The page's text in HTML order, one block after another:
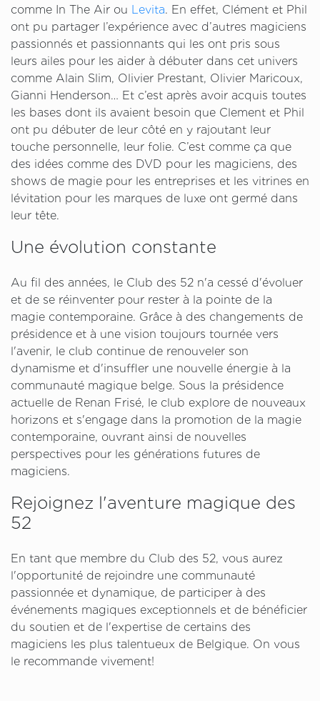
comme In The Air ou Levita. En effet, Clément et Phil
ont pu partager l’expérience avec d’autres magiciens
passionnés et passionnants qui les ont pris sous
leurs ailes pour les aider à débuter dans cet univers
comme Alain Slim, Olivier Prestant, Olivier Maricoux,
Gianni Henderson… Et c’est après avoir acquis toutes
les bases dont ils avaient besoin que Clement et Phil
ont pu débuter de leur côté en y rajoutant leur
touche personnelle, leur folie. C’est comme ça que
des idées comme des DVD pour les magiciens, des
shows de magie pour les entreprises et les vitrines en
lévitation pour les marques de luxe ont germé dans
leur tête.
Une évolution constante
Au fil des années, le Club des 52 n'a cessé d'évoluer
et de se réinventer pour rester à la pointe de la
magie contemporaine. Grâce à des changements de
présidence et à une vision toujours tournée vers
l'avenir, le club continue de renouveler son
dynamisme et d'insuffler une nouvelle énergie à la
communauté magique belge. Sous la présidence
actuelle de Renan Frisé, le club explore de nouveaux
horizons et s'engage dans la promotion de la magie
contemporaine, ouvrant ainsi de nouvelles
perspectives pour les générations futures de
magiciens.
Rejoignez l'aventure magique des
52
En tant que membre du Club des 52, vous aurez
l'opportunité de rejoindre une communauté
passionnée et dynamique, de participer à des
événements magiques exceptionnels et de bénéficier
du soutien et de l'expertise de certains des
magiciens les plus talentueux de Belgique. On vous
le recommande vivement!